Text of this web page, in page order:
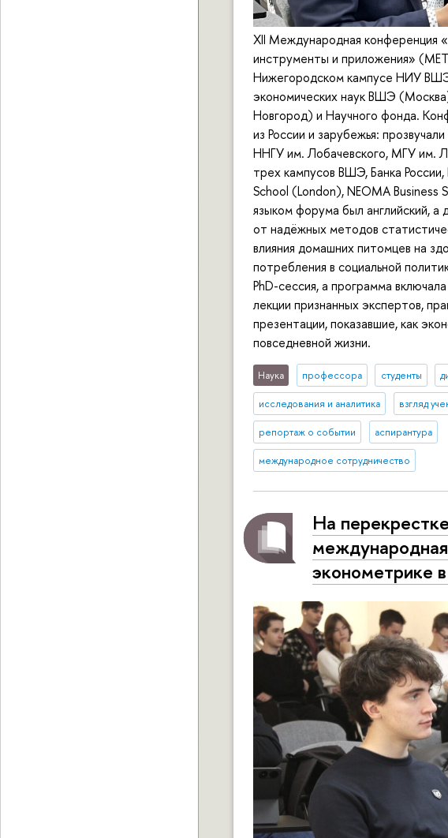
XII Международная конференция
инструменты и приложения»
Нижегородском кампусе НИУ
экономических наук ВШЭ
Новгород) и Научного фонда.
из России и зарубежья:
ННГУ им. Лобачевского, МГУ
трех кампусов ВШЭ, Банка
School (London), NEOMA
языком форума был английский,
от надёжных методов
влияния домашних питомцев на
потребления в социальной
PhD-сессия, а программа
лекции признанных экспертов,
презентации, показавшие, как
повседневной жизни.
Наука профессора студенты
исследования и аналитика взгляд
репортаж о событии аспирантура
международное сотрудничество
На
эконометрике